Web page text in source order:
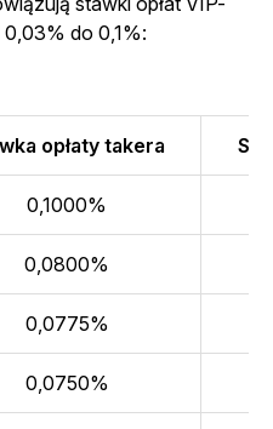
do 0,1%:
opłaty takera
0,1000%
0,0800%
0,0775%
0,0750%